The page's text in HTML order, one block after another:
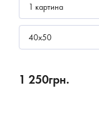
1 картина
40х50
1 250грн.